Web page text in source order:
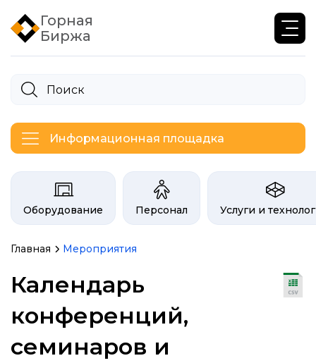
Горная
Биржа
Информационная площадка
Категории на бирже Инфогор
Оборудование Персонал Услуги и
Главная Мероприятия
Календарь
конференций,
семинаров и